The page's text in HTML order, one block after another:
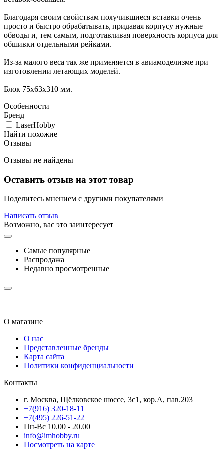
Благодаря своим свойствам получившиеся вставки очень
просто и быстро обрабатывать, придавая корпусу нужные
обводы и, тем самым, подготавливая поверхность корпуса для
обшивки отдельными рейками.
Из-за малого веса так же применяется в авиамоделизме при
изготовлении летающих моделей.
Блок 75х63х310 мм.
Особенности
Бренд
LaserHobby
Найти похожие
Отзывы
Отзывы не найдены
Оставить отзыв на этот товар
Поделитесь мнением с другими покупателями
Написать отзыв
Возможно, вас это заинтересует
Самые популярные
Распродажа
Недавно просмотренные
О магазине
О нас
Представленные бренды
Карта сайта
Политики конфиденциальности
Контакты
г. Москва, Щёлковское шоссе, 3с1, кор.А, пав.203
+7(916) 320-18-11
+7(495) 226-51-22
Пн-Вс 10.00 - 20.00
info@imhobby.ru
Посмотреть на карте